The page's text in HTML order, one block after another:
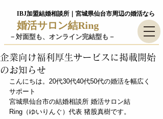
IBJ加盟結婚相談所｜宮城県仙台市周辺の婚活なら
婚活サロン結Ring
－​対面型も、オンライン完結型も－
企業向け福利厚生サービスに掲載開始
のお知らせ
こんにちは。20代30代40代50代の婚活を幅広く
サポート
宮城県仙台市の結婚相談所 婚活サロン結
Ring（ゆいりんぐ）代表 猪股真樹です。